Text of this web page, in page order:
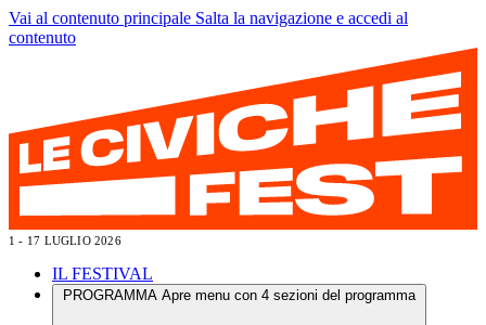
Vai al contenuto principale Salta la navigazione e accedi al
contenuto
1 - 17 LUGLIO 2026
IL FESTIVAL
PROGRAMMA Apre menu con 4 sezioni del programma